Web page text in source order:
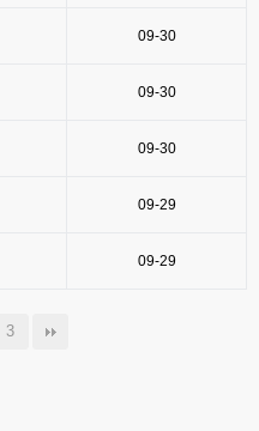
09-30
09-30
09-30
09-29
09-29
3